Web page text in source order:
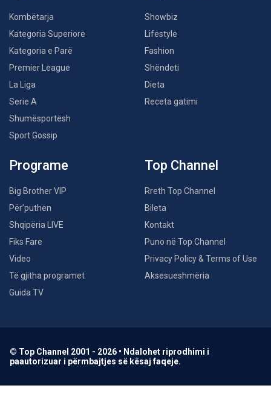
Kombëtarja
Kategoria Superiore
Kategoria e Parë
Premier League
La Liga
Serie A
Shumësportësh
Sport Gossip
Showbiz
Lifestyle
Fashion
Shëndeti
Dieta
Receta gatimi
Programe
Big Brother VIP
Për’puthen
Shqipëria LIVE
Fiks Fare
Video
Të gjitha programet
Guida TV
Top Channel
Rreth Top Channel
Bileta
Kontakt
Puno në Top Channel
Privacy Policy & Terms of Use
Aksesueshmëria
© Top Channel 2001 - 2026 • Ndalohet riprodhimi i
paautorizuar i përmbajtjes së kësaj faqeje.